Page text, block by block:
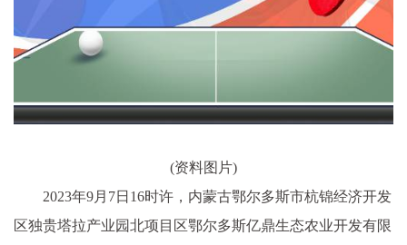
(资料图片)
2023年9月7日16时许，内蒙古鄂尔多斯市杭锦经济开发
区独贵塔拉产业园北项目区鄂尔多斯亿鼎生态农业开发有限